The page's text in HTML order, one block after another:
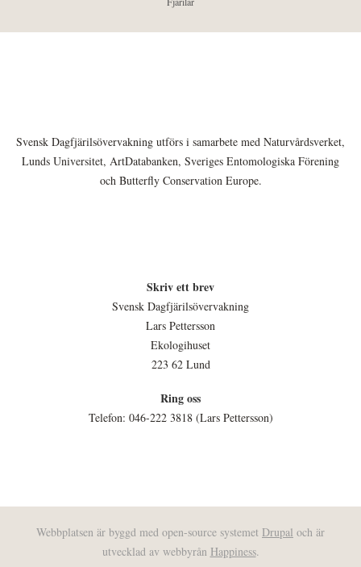
Svensk Dagfjärilsövervakning utförs i samarbete med Naturvårdsverket,
Lunds Universitet, ArtDatabanken, Sveriges Entomologiska Förening
och Butterfly Conservation Europe.
Skriv ett brev
Svensk Dagfjärilsövervakning
Lars Pettersson
Ekologihuset
223 62 Lund
Ring oss
Telefon: 046-222 3818 (Lars Pettersson)
Webbplatsen är byggd med open-source systemet Drupal och är
utvecklad av webbyrån Happiness.